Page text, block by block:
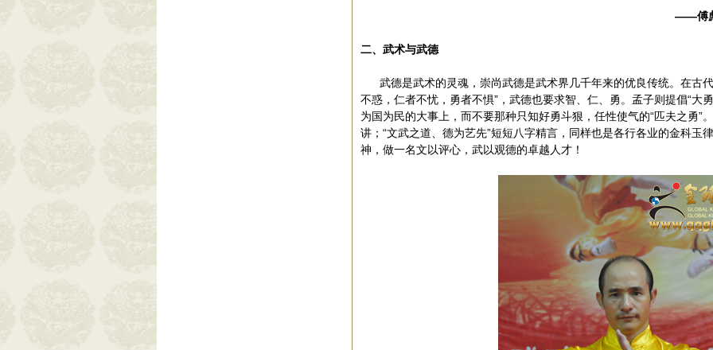
——傅
二、武术与武德
武德是武术的灵魂，崇尚武德是武术界几千年来的优良传统。在古代
不惑，仁者不忧，勇者不惧”，武德也要求智、仁、勇。孟子则提倡“大
为国为民的大事上，而不要那种只知好勇斗狠，任性使气的“匹夫之勇”
讲；“文武之道、德为艺先”短短八字精言，同样也是各行各业的金科玉
神，做一名文以评心，武以观德的卓越人才！